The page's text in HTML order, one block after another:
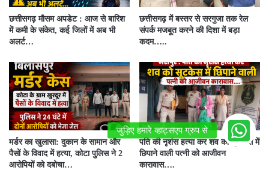
छत्तीसगढ़ मौसम अपडेट : आज से बारिश
में कमी के संकेत, कई जिलों में अब भी
अलर्ट…
छत्तीसगढ़ में बस्तर से सरगुजा तक रेल
संपर्क मजबूत करने की दिशा में बड़ा
कदम…..
मर्डर का खुलासा: दुकान के सामान और
पैसों के विवाद में हत्या, कोटा पुलिस ने 2
आरोपियों को दबोचा…
पति की नृशंस हत्या कर शव को सूटकेस में
छिपाने वाली पत्नी को आजीवन
कारावास….